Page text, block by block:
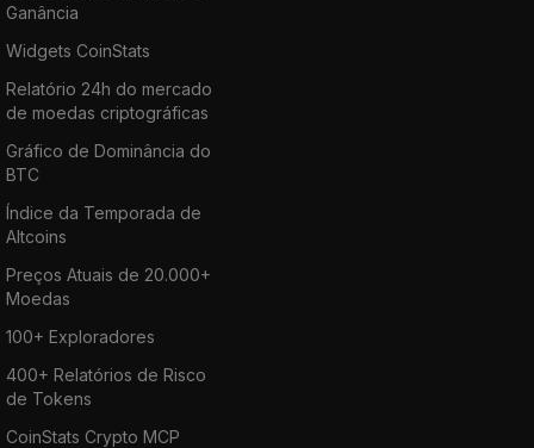
Ganância
Widgets CoinStats
Relatório 24h do mercado
de moedas criptográficas
Gráfico de Dominância do
BTC
Índice da Temporada de
Altcoins
Preços Atuais de 20.000+
Moedas
100+ Exploradores
400+ Relatórios de Risco
de Tokens
CoinStats Crypto MCP